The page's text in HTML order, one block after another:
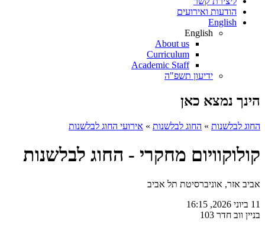
הודעות ואירועים
English
English
About us
Curriculum
Academic Staff
ידיעון תשפ"ה
הינך נמצא כאן
החוג לבלשנות » החוג לבלשנות » אירועי החוג לבלשנות
קולוקוויום מחקרי - החוג לבלשנות
אביב אזר, אוניברסיטת תל אביב
11 ביוני 2026, 16:15
בניין ווב חדר 103